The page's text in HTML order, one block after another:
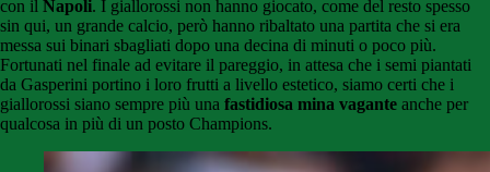
con il Napoli. I giallorossi non hanno giocato, come del resto spesso
sin qui, un grande calcio, però hanno ribaltato una partita che si era
messa sui binari sbagliati dopo una decina di minuti o poco più.
Fortunati nel finale ad evitare il pareggio, in attesa che i semi piantati
da Gasperini portino i loro frutti a livello estetico, siamo certi che i
giallorossi siano sempre più una fastidiosa mina vagante anche per
qualcosa in più di un posto Champions.